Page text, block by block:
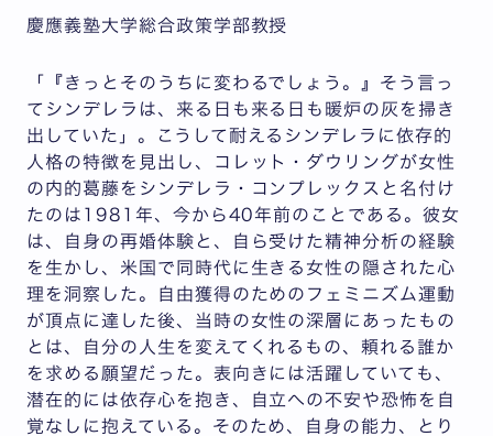
慶應義塾大学総合政策学部教授
「『きっとそのうちに変わるでしょう。』そう言っ
てシンデレラは、来る日も来る日も暖炉の灰を掃き
出していた」。こうして耐えるシンデレラに依存的
人格の特徴を見出し、コレット・ダウリングが女性
の内的葛藤をシンデレラ・コンプレックスと名付け
たのは1981年、今から40年前のことである。彼女
は、自身の再婚体験と、自ら受けた精神分析の経験
を生かし、米国で同時代に生きる女性の隠された心
理を洞察した。自由獲得のためのフェミニズム運動
が頂点に達した後、当時の女性の深層にあったもの
とは、自分の人生を変えてくれるもの、頼れる誰か
を求める願望だった。表向きには活躍していても、
潜在的には依存心を抱き、自立への不安や恐怖を自
覚なしに抱えている。そのため、自身の能力、とり